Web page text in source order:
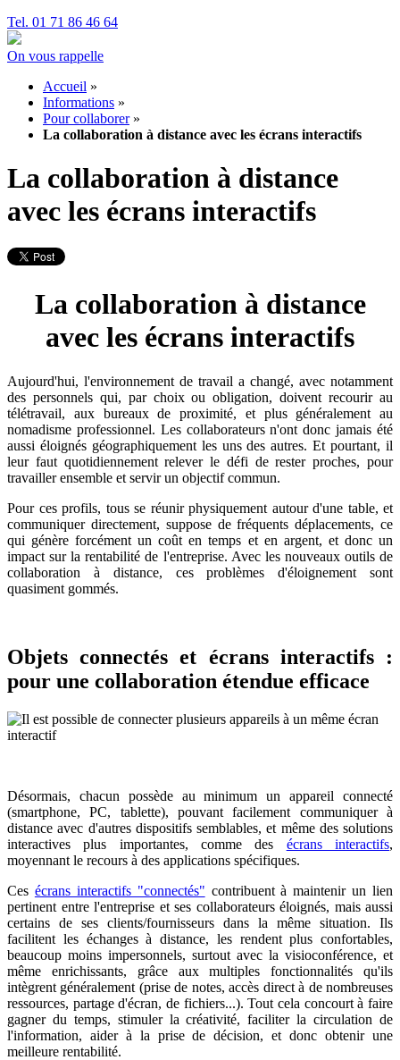
Tel. 01 71 86 46 64
On vous rappelle
Accueil »
Informations »
Pour collaborer »
La collaboration à distance avec les écrans interactifs
La collaboration à distance
avec les écrans interactifs
La collaboration à distance
avec les écrans interactifs
Aujourd'hui, l'environnement de travail a changé, avec notamment
des personnels qui, par choix ou obligation, doivent recourir au
télétravail, aux bureaux de proximité, et plus généralement au
nomadisme professionnel. Les collaborateurs n'ont donc jamais été
aussi éloignés géographiquement les uns des autres. Et pourtant, il
leur faut quotidiennement relever le défi de rester proches, pour
travailler ensemble et servir un objectif commun.
Pour ces profils, tous se réunir physiquement autour d'une table, et
communiquer directement, suppose de fréquents déplacements, ce
qui génère forcément un coût en temps et en argent, et donc un
impact sur la rentabilité de l'entreprise. Avec les nouveaux outils de
collaboration à distance, ces problèmes d'éloignement sont
quasiment gommés.
Objets connectés et écrans interactifs :
pour une collaboration étendue efficace
Désormais, chacun possède au minimum un appareil connecté
(smartphone, PC, tablette), pouvant facilement communiquer à
distance avec d'autres dispositifs semblables, et même des solutions
interactives plus importantes, comme des écrans interactifs,
moyennant le recours à des applications spécifiques.
Ces écrans interactifs "connectés" contribuent à maintenir un lien
pertinent entre l'entreprise et ses collaborateurs éloignés, mais aussi
certains de ses clients/fournisseurs dans la même situation. Ils
facilitent les échanges à distance, les rendent plus confortables,
beaucoup moins impersonnels, surtout avec la visioconférence, et
même enrichissants, grâce aux multiples fonctionnalités qu'ils
intègrent généralement (prise de notes, accès direct à de nombreuses
ressources, partage d'écran, de fichiers...). Tout cela concourt à faire
gagner du temps, stimuler la créativité, faciliter la circulation de
l'information, aider à la prise de décision, et donc obtenir une
meilleure rentabilité.